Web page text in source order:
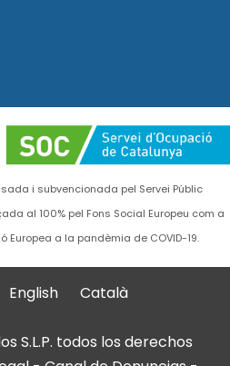
i subvencionada pel Servei Públic
al 100% pel Fons Social Europeu com a
Europea a la pandèmia de COVID-19.
English Català
S.L.P. todos los derechos